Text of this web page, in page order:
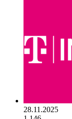
28.11.2025